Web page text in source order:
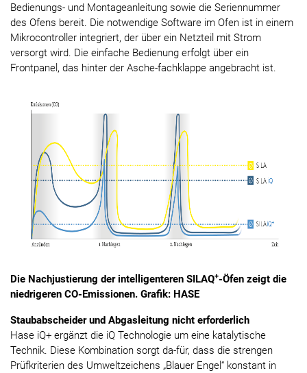
Bedienungs- und Montageanleitung sowie die Seriennummer
des Ofens bereit. Die notwendige Software im Ofen ist in einem
Mikrocontroller integriert, der über ein Netzteil mit Strom
versorgt wird. Die einfache Bedienung erfolgt über ein
Frontpanel, das hinter der Asche-fachklappe angebracht ist.
Die Nachjustierung der intelligenteren SILAQ+-Öfen zeigt die
niedrigeren CO-Emissionen. Grafik: HASE
Staubabscheider und Abgasleitung nicht erforderlich
Hase iQ+ ergänzt die iQ Technologie um eine katalytische
Technik. Diese Kombination sorgt da-für, dass die strengen
Prüfkriterien des Umweltzeichens „Blauer Engel“ konstant in